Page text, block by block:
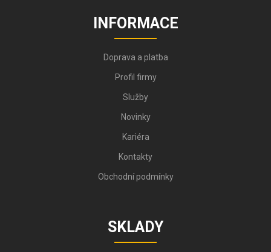
INFORMACE
Doprava a platba
Profil firmy
Služby
Novinky
Kariéra
Kontakty
Obchodní podmínky
SKLADY